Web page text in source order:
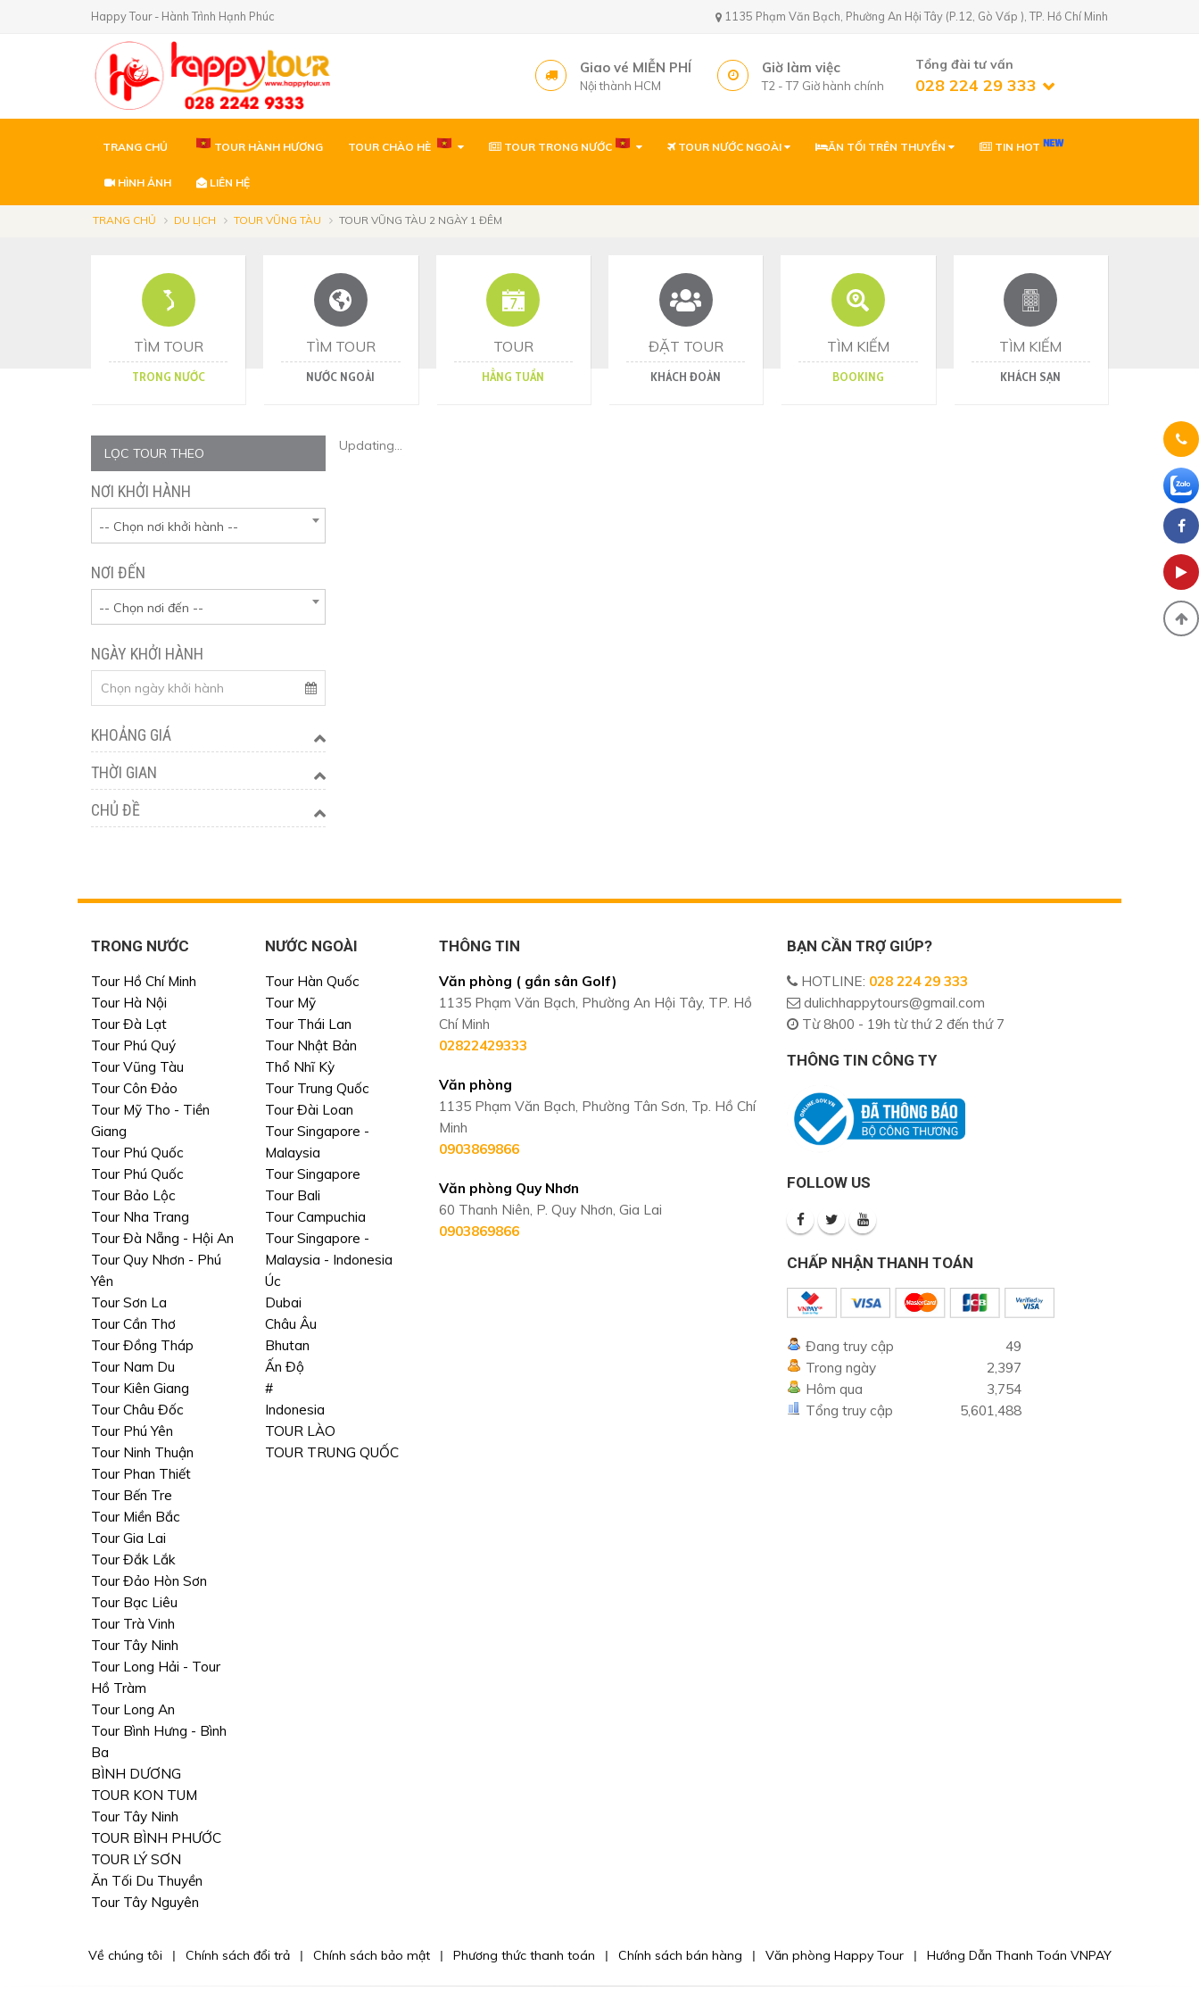
Happy Tour - Hành Trình Hạnh Phúc 1135 Phạm Văn Bạch, Phường An Hội Tây (P.12, Gò Vấp ), TP. Hồ Chí Minh
Giao vé MIỄN PHÍ
Nội thành HCM
Giờ làm việc
T2 - T7 Giờ hành chính
Tổng đài tư vấn
028 224 29 333
Văn phòng ( gần sân Golf) 02822429333
Tp. Hồ Chí Minh
Văn phòng Quy Nhơn
60 Thanh Niên, P. Quy Nhơn, Gia Lai
TRANG CHỦ TOUR HÀNH HƯƠNG TOUR CHÀO HÈ TOUR TRONG NƯỚC TOUR NƯỚC NGOÀI ĂN TỐI TRÊN THUYỀN TIN HOT
HÌNH ẢNH LIÊN HỆ
TRANG CHỦ DU LỊCH TOUR VŨNG TÀU TOUR VŨNG TÀU 2 NGÀY 1 ĐÊM
TÌM TOUR
TRONG NƯỚC
TÌM TOUR
NƯỚC NGOÀI
TOUR
HẰNG TUẦN
ĐẶT TOUR
KHÁCH ĐOÀN
TÌM KIẾM
BOOKING
TÌM KIẾM
KHÁCH SẠN
LỌC TOUR THEO
NƠI KHỞI HÀNH
-- Chọn nơi khởi hành --
NƠI ĐẾN
-- Chọn nơi đến --
NGÀY KHỞI HÀNH
KHOẢNG GIÁ
THỜI GIAN
CHỦ ĐỀ
Updating...
TRONG NƯỚC
Tour Hồ Chí Minh
Tour Hà Nội
Tour Đà Lạt
Tour Phú Quý
Tour Vũng Tàu
Tour Côn Đảo
Tour Mỹ Tho - Tiền
Giang
Tour Phú Quốc
Tour Phú Quốc
Tour Bảo Lộc
Tour Nha Trang
Tour Đà Nẵng - Hội An
Tour Quy Nhơn - Phú
Yên
Tour Sơn La
Tour Cần Thơ
Tour Đồng Tháp
Tour Nam Du
Tour Kiên Giang
Tour Châu Đốc
Tour Phú Yên
Tour Ninh Thuận
Tour Phan Thiết
Tour Bến Tre
Tour Miền Bắc
Tour Gia Lai
Tour Đắk Lắk
Tour Đảo Hòn Sơn
Tour Bạc Liêu
Tour Trà Vinh
Tour Tây Ninh
Tour Long Hải - Tour
Hồ Tràm
Tour Long An
Tour Bình Hưng - Bình
Ba
BÌNH DƯƠNG
TOUR KON TUM
Tour Tây Ninh
TOUR BÌNH PHƯỚC
TOUR LÝ SƠN
Ăn Tối Du Thuyền
Tour Tây Nguyên
NƯỚC NGOÀI
Tour Hàn Quốc
Tour Mỹ
Tour Thái Lan
Tour Nhật Bản
Thổ Nhĩ Kỳ
Tour Trung Quốc
Tour Đài Loan
Tour Singapore -
Malaysia
Tour Singapore
Tour Bali
Tour Campuchia
Tour Singapore -
Malaysia - Indonesia
Úc
Dubai
Châu Âu
Bhutan
Ấn Độ
#
Indonesia
TOUR LÀO
TOUR TRUNG QUỐC
THÔNG TIN
Văn phòng ( gần sân Golf)
1135 Phạm Văn Bạch, Phường An Hội Tây, TP. Hồ
Chí Minh
02822429333
Văn phòng
1135 Phạm Văn Bạch, Phường Tân Sơn, Tp. Hồ Chí
Minh
0903869866
Văn phòng Quy Nhơn
60 Thanh Niên, P. Quy Nhơn, Gia Lai
0903869866
BẠN CẦN TRỢ GIÚP?
HOTLINE: 028 224 29 333
dulichhappytours@gmail.com
Từ 8h00 - 19h từ thứ 2 đến thứ 7
THÔNG TIN CÔNG TY
FOLLOW US
CHẤP NHẬN THANH TOÁN
Đang truy cập
49
Trong ngày
2,397
Hôm qua
3,754
Tổng truy cập
5,601,488
Về chúng tôi Chính sách đổi trả Chính sách bảo mật Phương thức thanh toán Chính sách bán hàng Văn phòng Happy Tour Hướng Dẫn Thanh Toán VNPAY